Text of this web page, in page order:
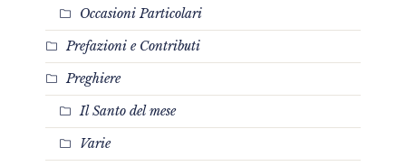
Occasioni Particolari
Prefazioni e Contributi
Preghiere
Il Santo del mese
Varie